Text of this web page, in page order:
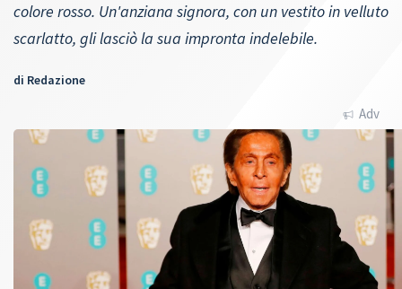
colore rosso. Un'anziana signora, con un vestito in velluto
scarlatto, gli lasciò la sua impronta indelebile.
di Redazione
Adv